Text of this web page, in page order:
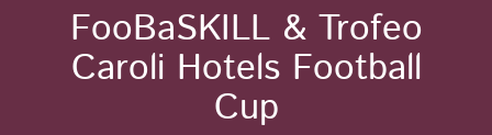
FooBaSKILL & Trofeo
Caroli Hotels Football
Cup